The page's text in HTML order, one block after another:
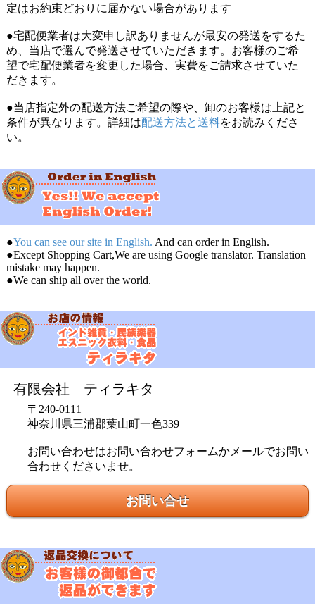
定はお約束どおりに届かない場合があります
●宅配便業者は大変申し訳ありませんが最安の発送をするた
め、当店で選んで発送させていただきます。お客様のご希
望で宅配便業者を変更した場合、実費をご請求させていた
だきます。
●当店指定外の配送方法ご希望の際や、卸のお客様は上記と
条件が異なります。詳細は配送方法と送料をお読みくださ
い。
●You can see our site in English. And can order in English.
●Except Shopping Cart,We are using Google translator. Translation
mistake may happen.
●We can ship all over the world.
有限会社 ティラキタ
〒240-0111
神奈川県三浦郡葉山町一色339
お問い合わせはお問い合わせフォームかメールでお問い
合わせくださいませ。
お問い合せ